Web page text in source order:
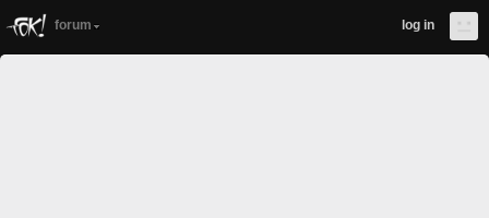
forum log in